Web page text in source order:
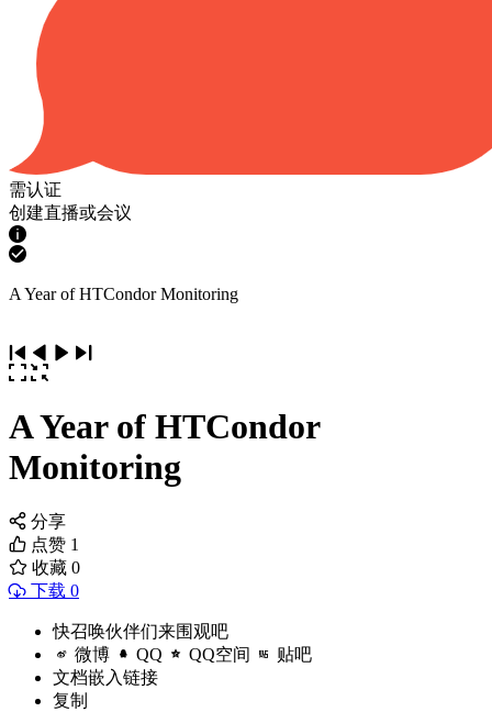
需认证
创建直播或会议
A Year of HTCondor Monitoring
A Year of HTCondor
Monitoring
分享
点赞 1
收藏 0
下载 0
快召唤伙伴们来围观吧
微博 QQ QQ空间 贴吧
文档嵌入链接
复制